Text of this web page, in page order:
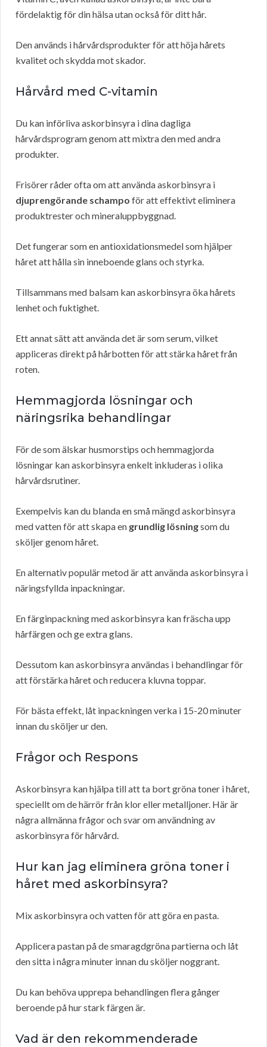
fördelaktig för din hälsa utan också för ditt hår.
Den används i hårvårdsprodukter för att höja hårets
kvalitet och skydda mot skador.
Hårvård med C-vitamin
Du kan införliva askorbinsyra i dina dagliga
hårvårdsprogram genom att mixtra den med andra
produkter.
Frisörer råder ofta om att använda askorbinsyra i
djuprengörande schampo för att effektivt eliminera
produktrester och mineraluppbyggnad.
Det fungerar som en antioxidationsmedel som hjälper
håret att hålla sin inneboende glans och styrka.
Tillsammans med balsam kan askorbinsyra öka hårets
lenhet och fuktighet.
Ett annat sätt att använda det är som serum, vilket
appliceras direkt på hårbotten för att stärka håret från
roten.
Hemmagjorda lösningar och
näringsrika behandlingar
För de som älskar husmorstips och hemmagjorda
lösningar kan askorbinsyra enkelt inkluderas i olika
hårvårdsrutiner.
Exempelvis kan du blanda en små mängd askorbinsyra
med vatten för att skapa en grundlig lösningsom du
sköljer genom håret.
En alternativ populär metod är att använda askorbinsyra i
näringsfyllda inpackningar.
En färginpackning med askorbinsyra kan fräscha upp
hårfärgen och ge extra glans.
Dessutom kan askorbinsyra användas i behandlingar för
att förstärka håret och reducera kluvna toppar.
För bästa effekt, låt inpackningen verka i 15-20 minuter
innan du sköljer ur den.
Frågor och Respons
Askorbinsyra kan hjälpa till att ta bort gröna toner i håret,
speciellt om de härrör från klor eller metalljoner. Här är
några allmänna frågor och svar om användning av
askorbinsyra för hårvård.
Hur kan jag eliminera gröna toner i
håret med askorbinsyra?
Mix askorbinsyra och vatten för att göra en pasta.
Applicera pastan på de smaragdgröna partierna och låt
den sitta i några minuter innan du sköljer noggrant.
Du kan behöva upprepa behandlingen flera gånger
beroende på hur stark färgen är.
Vad är den rekommenderade